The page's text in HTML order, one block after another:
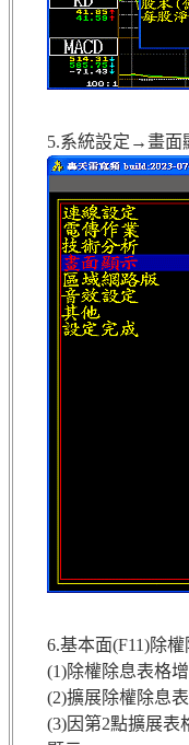
5.系統設定→畫面
6.基本面(F11)除權
(1)除權除息表格
(2)擴展除權除息
(3)因第2點擴展表